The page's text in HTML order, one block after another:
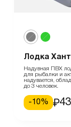
Лодка
Надувная ПВХ
для рыбалки и
надувается,
до 3 человек.
- 10%